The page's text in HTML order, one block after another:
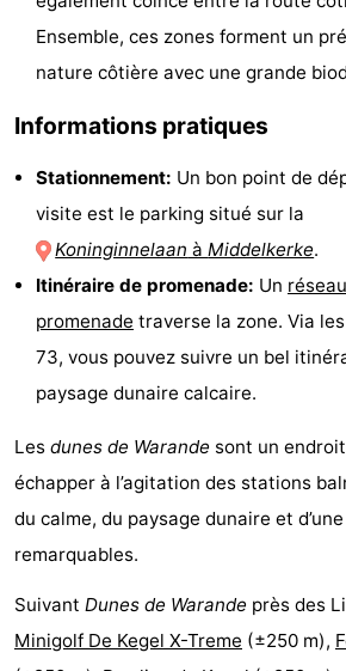
Ypres
Zwin
Knokke-
Heist
Zeebrugge
Wenduine
Coq
Bredene
-
Middelkerke
-
Nieuport
-
Ensemble, ces zones forment un
nature côtière avec une grande
Informations pratiques
Stationnement: Un bon point de
visite est le parking situé sur la
Koninginnelaan àMiddelkerke.
Itinéraire de promenade: Un
promenade traverse la zone. Via
73, vous pouvez suivre un bel
paysage dunaire calcaire.
Les dunes de Warande sont un
échapper à l’agitation des stations
du calme, du paysage dunaire et
remarquables.
Suivant Dunes de Warande près des
Minigolf De Kegel X-Treme (±250 m),